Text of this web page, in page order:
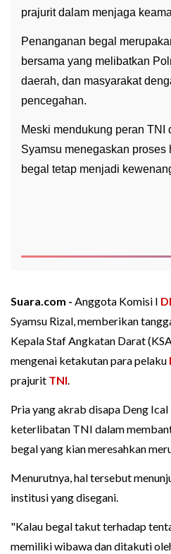
prajurit dalam menjaga
Penanganan begal
bersama yang melibatkan
daerah, dan masyarakat
pencegahan.
Meski mendukung peran TNI
Syamsu menegaskan proses
begal tetap menjadi
Suara.com - Anggota Komisi I
Syamsu Rizal, memberikan
Kepala Staf Angkatan Darat
mengenai ketakutan para pelaku
prajurit TNI.
Pria yang akrab disapa Deng
keterlibatan TNI dalam
begal yang kian meresahkan
Menurutnya, hal tersebut
institusi yang disegani.
"Kalau begal takut terhadap
memiliki wibawa dan ditakuti